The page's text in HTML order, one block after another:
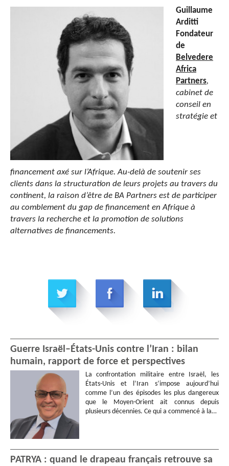
Guillaume
Arditti
Fondateur
de
Belvedere
Africa
Partners,
cabinet de
conseil en
stratégie et
financement axé sur l’Afrique. Au-delà de soutenir ses
clients dans la structuration de leurs projets au travers du
continent, la raison d’être de BA Partners est de participer
au comblement du gap de financement en Afrique à
travers la recherche et la promotion de solutions
alternatives de financements.
Guerre Israël–États-Unis contre l’Iran : bilan
humain, rapport de force et perspectives
La confrontation militaire entre Israël, les
États-Unis et l’Iran s’impose aujourd’hui
comme l’un des épisodes les plus dangereux
que le Moyen-Orient ait connus depuis
plusieurs décennies. Ce qui a commencé à la…
PATRYA : quand le drapeau français retrouve sa